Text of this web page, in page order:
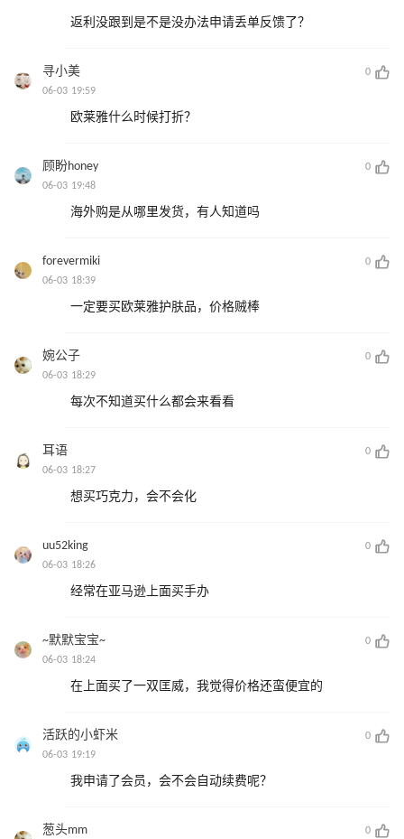
返利没跟到是不是没办法申请丢单反馈了？
寻小美
0
06-03 19:59
欧莱雅什么时候打折？
顾盼honey
0
06-03 19:48
海外购是从哪里发货，有人知道吗
forevermiki
0
06-03 18:39
一定要买欧莱雅护肤品，价格贼棒
婉公子
0
06-03 18:29
每次不知道买什么都会来看看
耳语
0
06-03 18:27
想买巧克力，会不会化
uu52king
0
06-03 18:26
经常在亚马逊上面买手办
~默默宝宝~
0
06-03 18:24
在上面买了一双匡威，我觉得价格还蛮便宜的
活跃的小虾米
0
06-03 19:19
我申请了会员，会不会自动续费呢？
葱头mm
0